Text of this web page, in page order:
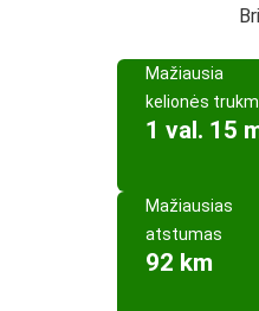
Mažiausia
kelionės
1 val. 15
Mažiausias
atstumas
92 km